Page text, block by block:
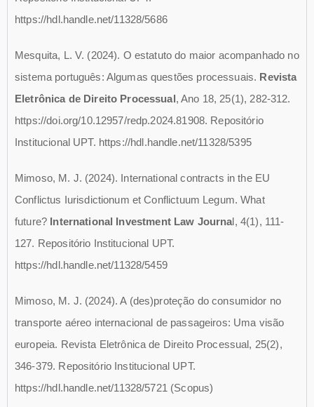
https://hdl.handle.net/11328/5686
Mesquita, L. V. (2024). O estatuto do maior acompanhado no
sistema português: Algumas questões processuais. Revista
Eletrônica de Direito Processual, Ano 18, 25(1), 282-312.
https://doi.org/10.12957/redp.2024.81908. Repositório
Institucional UPT. https://hdl.handle.net/11328/5395
Mimoso, M. J. (2024). International contracts in the EU
Conflictus Iurisdictionum et Conflictuum Legum. What
future? International Investment Law Journal, 4(1), 111-
127. Repositório Institucional UPT.
https://hdl.handle.net/11328/5459
Mimoso, M. J. (2024). A (des)proteção do consumidor no
transporte aéreo internacional de passageiros: Uma visão
europeia. Revista Eletrônica de Direito Processual, 25(2),
346-379. Repositório Institucional UPT.
https://hdl.handle.net/11328/5721 (Scopus)